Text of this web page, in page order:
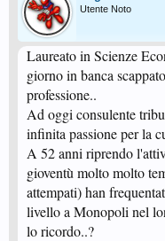
Utente Noto
Laureato in Scienze
giorno in banca
professione..
Ad oggi consulente
infinita passione per la
A 52 anni riprendo
gioventù molto molto
attempati) han
livello a Monopoli nel
lo ricordo..?